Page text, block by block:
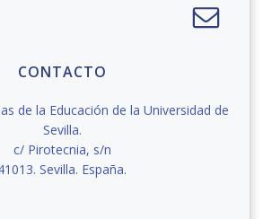
CONTACTO
de la Educación de la Universidad de
Sevilla.
c/ Pirotecnia, s/n
Sevilla. España.